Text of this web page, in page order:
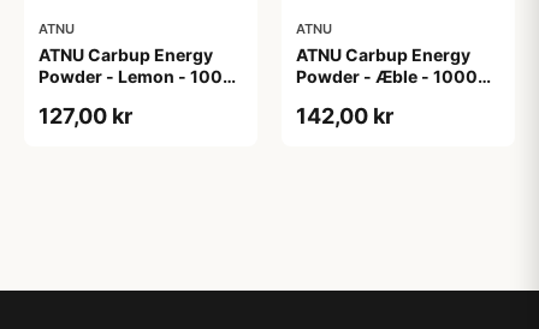
ATNU
ATNU Carbup Energy
Powder - Lemon - 1000
127,00 kr
ATNU
ATNU Carbup Energy
Powder - Æble - 1000
142,00 kr